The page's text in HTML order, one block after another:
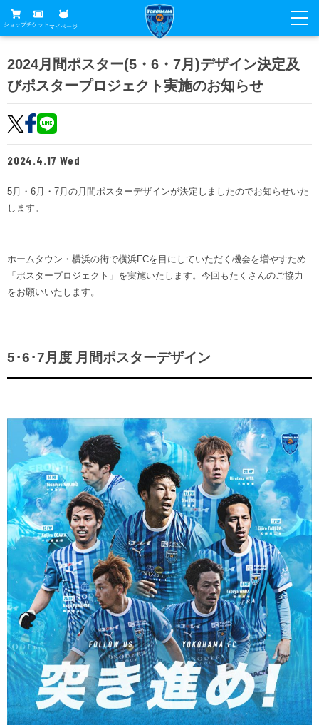
ショップチケット マイページ
グッズ
ホームタウン
トップチーム
アカデミー
試合
試合日程
チケット
チケットガイド
席種・価格表
チケット購入方法
ニッパツシート
チーム
選手・スタッフ
練習見学について
観戦ガイド
試合会場アクセス
観戦ルール・マナー
フリ丸のページ
サステナビリティ
ホームタウン活動
ニッパツ横浜FCシーガルズ
ゲームスチュワード
学生インターンシップ
ファン
スタータークラブ
オリジナルビール
アカデミースタッフ
フェニックスクラブ
サッカースクール
チアスクール
パートナー一覧
お問い合わせ
お問い合わせ
2024月間ポスター(5・6・7月)デザイン決定及
びポスタープロジェクト実施のお知らせ
2024.4.17 Wed
5月・6月・7月の月間ポスターデザインが決定しましたのでお知らせいた
します。
ホームタウン・横浜の街で横浜FCを目にしていただく機会を増やすため
「ポスタープロジェクト」を実施いたします。今回もたくさんのご協力
をお願いいたします。
5･6･7月度 月間ポスターデザイン